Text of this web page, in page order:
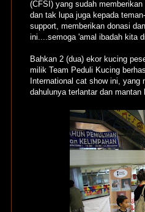
(CFSI) yang sudah memberikan
dan tak lupa juga kepada
support, memberikan donasi
ini....semoga 'amal ibadah kita
Bahkan 2 (dua) ekor kucing
milik Team Peduli Kucing
International cat show ini,
dahulunya terlantar dan mantan